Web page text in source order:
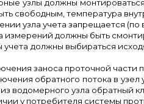
узлы должны
свободным, температура
узла учета запрещается (по
измерений должны быть
должны выбираться
заноса проточной
обратного потока в
водомерного узла обратный
у потребителя системы